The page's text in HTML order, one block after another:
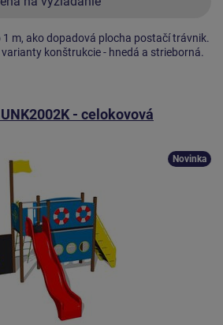
m, ako dopadová plocha postačí trávnik.
konštrukcie - hnedá a strieborná.
- celokovová
Novinka